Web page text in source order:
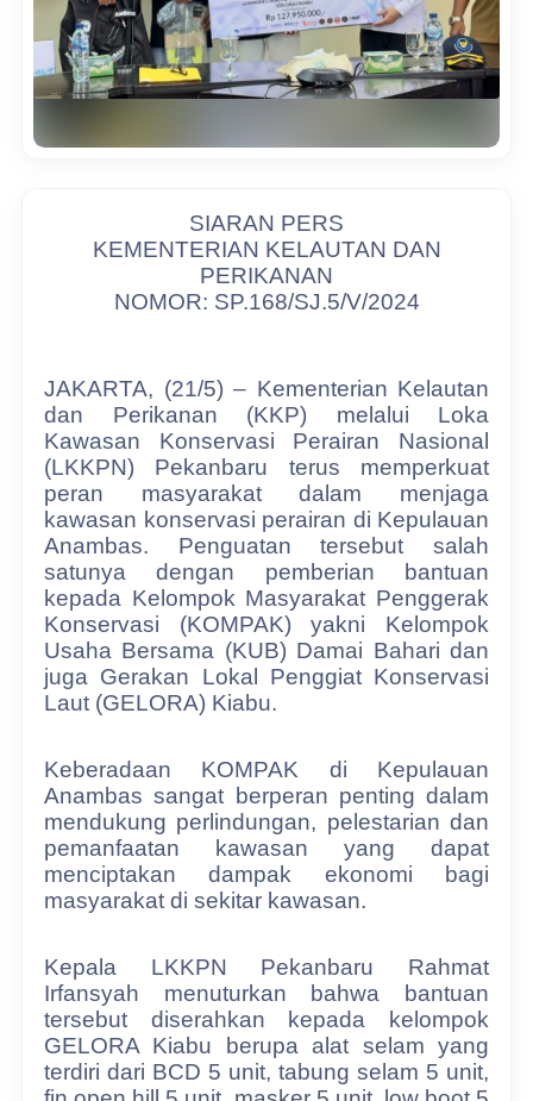
SIARAN PERS
KEMENTERIAN KELAUTAN DAN
PERIKANAN
NOMOR: SP.168/SJ.5/V/2024
JAKARTA, (21/5) – Kementerian Kelautan
dan Perikanan (KKP) melalui Loka
Kawasan Konservasi Perairan Nasional
(LKKPN) Pekanbaru terus memperkuat
peran masyarakat dalam menjaga
kawasan konservasi perairan di Kepulauan
Anambas. Penguatan tersebut salah
satunya dengan pemberian bantuan
kepada Kelompok Masyarakat Penggerak
Konservasi (KOMPAK) yakni Kelompok
Usaha Bersama (KUB) Damai Bahari dan
juga Gerakan Lokal Penggiat Konservasi
Laut (GELORA) Kiabu.
Keberadaan KOMPAK di Kepulauan
Anambas sangat berperan penting dalam
mendukung perlindungan, pelestarian dan
pemanfaatan kawasan yang dapat
menciptakan dampak ekonomi bagi
masyarakat di sekitar kawasan.
Kepala LKKPN Pekanbaru Rahmat
Irfansyah menuturkan bahwa bantuan
tersebut diserahkan kepada kelompok
GELORA Kiabu berupa alat selam yang
terdiri dari BCD 5 unit, tabung selam 5 unit,